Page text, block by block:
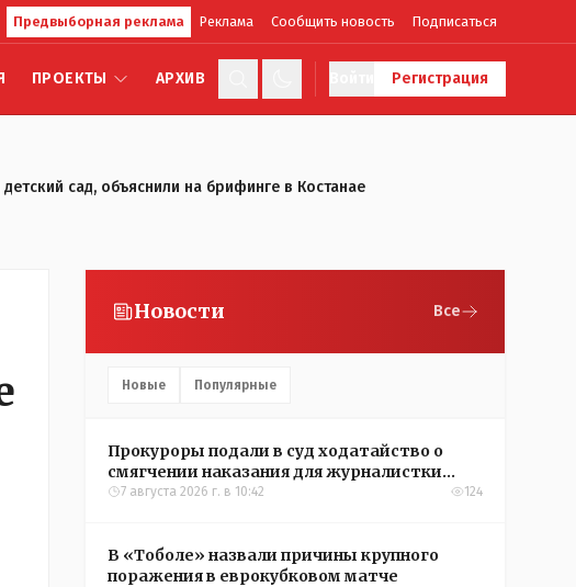
Предвыборная реклама Реклама Сообщить новость Подписаться
ПРОЕКТЫ АРХИВ Регистрация
сад, объяснили на брифинге в Костанае
Новости Все
Новые Популярные
Прокуроры подали в суд ходатайство о
смягчении наказания для журналистки
Александры Алёховой
7 августа 2026 г. в 10:42 124
В «Тоболе» назвали причины крупного
поражения в еврокубковом матче